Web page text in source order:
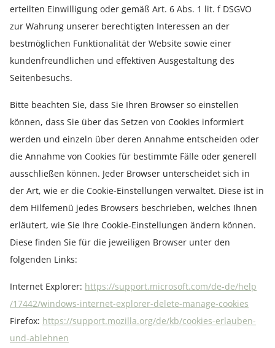
erteilten Einwilligung oder gemäß Art. 6 Abs. 1 lit. f DSGVO
zur Wahrung unserer berechtigten Interessen an der
bestmöglichen Funktionalität der Website sowie einer
kundenfreundlichen und effektiven Ausgestaltung des
Seitenbesuchs.
Bitte beachten Sie, dass Sie Ihren Browser so einstellen
können, dass Sie über das Setzen von Cookies informiert
werden und einzeln über deren Annahme entscheiden oder
die Annahme von Cookies für bestimmte Fälle oder generell
ausschließen können. Jeder Browser unterscheidet sich in
der Art, wie er die Cookie-Einstellungen verwaltet. Diese ist in
dem Hilfemenü jedes Browsers beschrieben, welches Ihnen
erläutert, wie Sie Ihre Cookie-Einstellungen ändern können.
Diese finden Sie für die jeweiligen Browser unter den
folgenden Links:
Internet Explorer: https://support.microsoft.com/de-de/help
/17442/windows-internet-explorer-delete-manage-cookies
Firefox: https://support.mozilla.org/de/kb/cookies-erlauben-
und-ablehnen